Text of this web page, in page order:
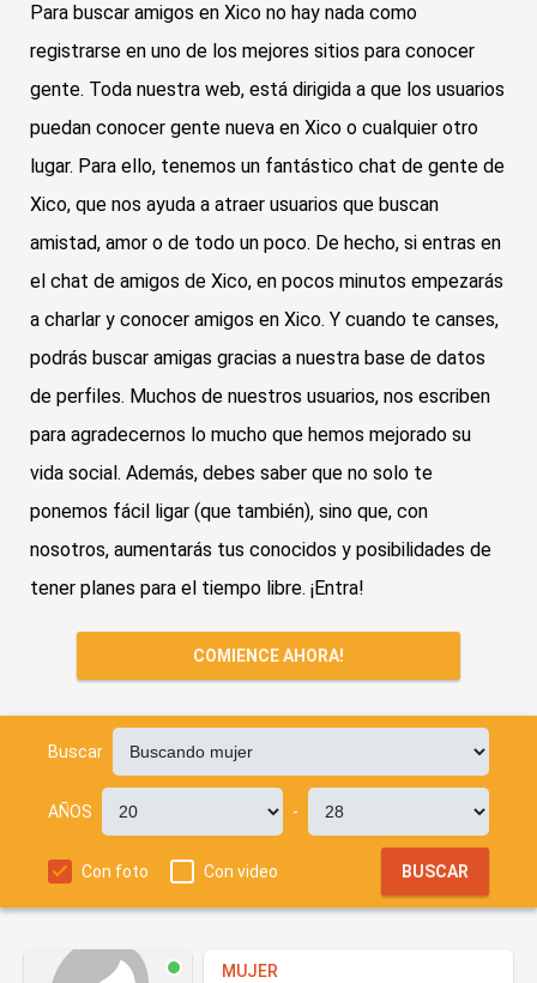
Para buscar amigos en Xico no hay nada como
registrarse en uno de los mejores sitios para conocer
gente. Toda nuestra web, está dirigida a que los usuarios
puedan conocer gente nueva en Xico o cualquier otro
lugar. Para ello, tenemos un fantástico chat de gente de
Xico, que nos ayuda a atraer usuarios que buscan
amistad, amor o de todo un poco. De hecho, si entras en
el chat de amigos de Xico, en pocos minutos empezarás
a charlar y conocer amigos en Xico. Y cuando te canses,
podrás buscar amigas gracias a nuestra base de datos
de perfiles. Muchos de nuestros usuarios, nos escriben
para agradecernos lo mucho que hemos mejorado su
vida social. Además, debes saber que no solo te
ponemos fácil ligar (que también), sino que, con
nosotros, aumentarás tus conocidos y posibilidades de
tener planes para el tiempo libre. ¡Entra!
COMIENCE AHORA!
Buscar
AÑOS -
Con foto Con video BUSCAR
MUJER